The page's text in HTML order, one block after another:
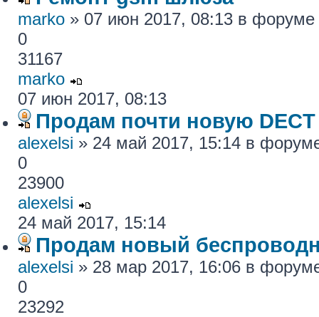
marko » 07 июн 2017, 08:13 в форуме
0
31167
marko
07 июн 2017, 08:13
Продам почти новую DECT
alexelsi » 24 май 2017, 15:14 в
0
23900
alexelsi
24 май 2017, 15:14
Продам новый
alexelsi » 28 мар 2017, 16:06 в
0
23292